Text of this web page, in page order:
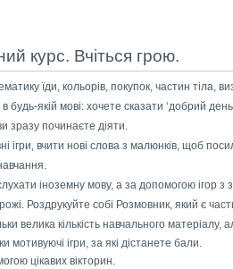
курс. Вчіться грою.
їди, кольорів, покупок, частин тіла,
в будь-якій мові: хочете сказати ‘добрий
зразу починаєте діяти.
ігри, вчити нові слова з малюнків, щоб
іноземну мову, а за допомогою ігор
Роздрукуйте собі Розмовник, який є
велика кількість навчального
мотивуючі ігри, за які дістанете бали.
цікавих вікторин.